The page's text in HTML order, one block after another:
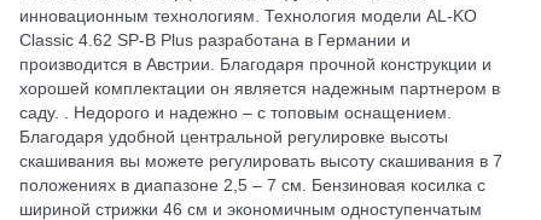
инновационным технологиям. Технология модели AL-KO
Classic 4.62 SP-B Plus разработана в Германии и
производится в Австрии. Благодаря прочной конструкции и
хорошей комплектации он является надежным партнером в
саду. . Недорого и надежно – с топовым оснащением.
Благодаря удобной центральной регулировке высоты
скашивания вы можете регулировать высоту скашивания в 7
положениях в диапазоне 2,5 – 7 см. Бензиновая косилка с
шириной стрижки 46 см и экономичным одноступенчатым